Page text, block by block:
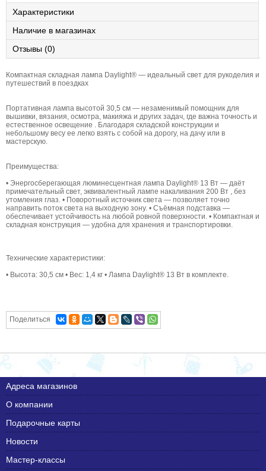
Характеристики
Наличие в магазинах
Отзывы (0)
Компактная складная лампа Daylight® — идеальный свет для рукоделия и
путешествий в поездках
Портативная лампа высотой 30,5 см — незаменимый помощник для
вышивки, вязания, осмотра, макияжа и других задач, где важна точность и
естественное освещение . Благодаря складской конструкции и
небольшому весу ее легко взять с собой на дорогу, на дачу или в
мастерскую.
Преимущества:
• Энергосберегающая люминесцентная лампа Daylight® 13 Вт — даёт
примечательный свет, эквивалентный лампе накаливания 200 Вт , без
утомления глаз. • Поворотный источник света — позволяет точно
направить поток света на выходную зону. • Съёмная подставка —
обеспечивает устойчивость на любой ровной поверхности. • Компактная и
складная конструкция — удобна для хранения и транспортировки.
Технические характеристики:
• Высота: 30,5 см • Вес: 1,4 кг • Лампа Daylight® 13 Вт в комплекте.
Поделиться
Адреса магазинов
О компании
Подарочные карты
Новости
Мастер-классы